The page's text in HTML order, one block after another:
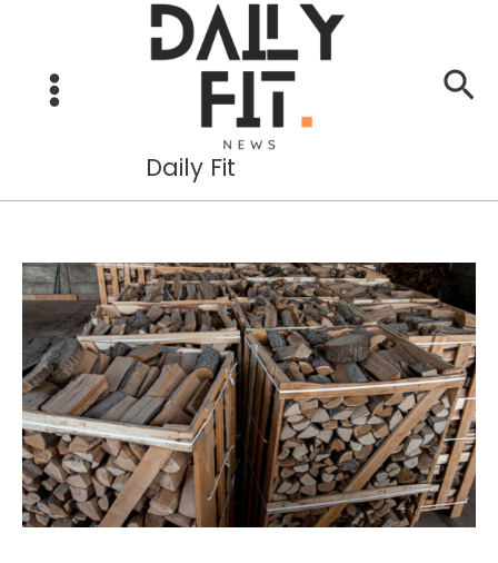
contenu
Daily Fit